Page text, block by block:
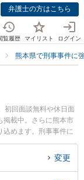
弁護士の方はこちら
覧履歴 マイリスト ログイン
熊本県で刑事事件に
初回面談無料や休日面
掲載中。さらに熊本市
込めます。刑事事件に
な分野での絞り込み検
井手 俊輔弁護士や熊本
変更